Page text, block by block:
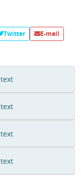
Twitter E-mail
text
text
text
text